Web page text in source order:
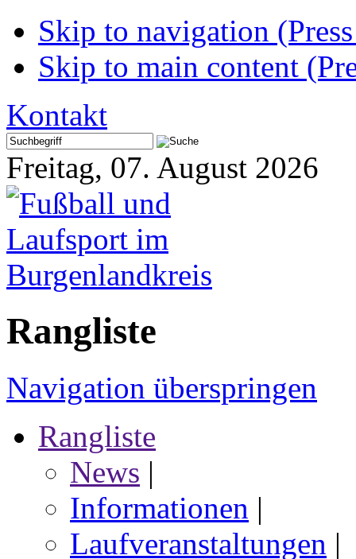
Skip to navigation
Skip to main content
Kontakt
Freitag, 07. August 2026
Rangliste
Navigation überspringen
Rangliste
News |
Informationen |
Laufveranstaltungen |